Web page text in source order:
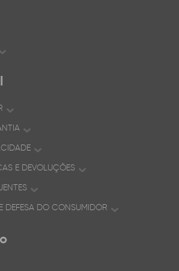
E DEVOLUÇÕES
DO CONSUMIDOR